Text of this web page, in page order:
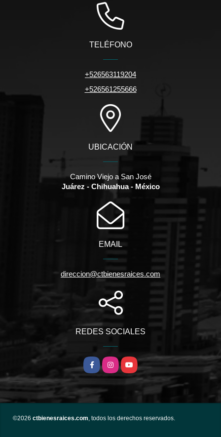
TELÉFONO
+526563119204
+526561255666
UBICACIÓN
Camino Viejo a San José
Juárez - Chihuahua - México
EMAIL
direccion@ctbienesraices.com
REDES SOCIALES
FacebookInstagramYouTube
©2026 ctbienesraices.com, todos los derechos reservados.